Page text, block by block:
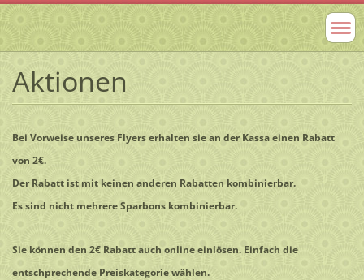
Aktionen
Bei Vorweise unseres Flyers erhalten sie an der Kassa einen Rabatt
von 2€.
Der Rabatt ist mit keinen anderen Rabatten kombinierbar.
Es sind nicht mehrere Sparbons kombinierbar.
Sie können den 2€ Rabatt auch online einlösen. Einfach die
entschprechende Preiskategorie wählen.